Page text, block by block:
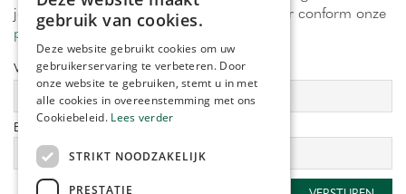
je aan! Wij verwerken jouw gegevens secuur conform onze
privacy policy.
Voornaam: Achternaam:
E-mailadres:
gebruik van cookies.
Deze website gebruikt cookies om uw
gebruikerservaring te verbeteren. Door
onze website te gebruiken, stemt u in met
alle cookies in overeenstemming met ons
Cookiebeleid. Lees verder
STRIKT NOODZAKELIJK
PRESTATIE